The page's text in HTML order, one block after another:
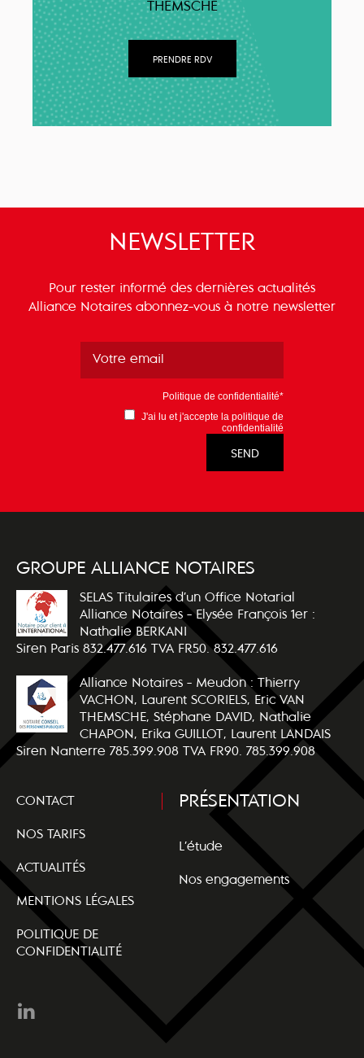
THEMSCHE
PRENDRE RDV
NEWSLETTER
Pour rester informé des dernières actualités
Alliance Notaires abonnez-vous à notre newsletter
Politique de confidentialité*
J'ai lu et j'accepte la politique de
confidentialité
GROUPE ALLIANCE NOTAIRES
SELAS Titulaires d’un Office Notarial
Alliance Notaires - Elysée François 1er :
Nathalie BERKANI
Siren Paris 832.477.616 TVA FR50. 832.477.616
Alliance Notaires - Meudon : Thierry
VACHON, Laurent SCORIELS, Eric VAN
THEMSCHE, Stéphane DAVID, Nathalie
CHAPON, Erika GUILLOT, Laurent LANDAIS
Siren Nanterre 785.399.908 TVA FR90. 785.399.908
CONTACT
NOS TARIFS
ACTUALITÉS
MENTIONS LÉGALES
POLITIQUE DE
CONFIDENTIALITÉ
PRÉSENTATION
L’étude
Nos engagements